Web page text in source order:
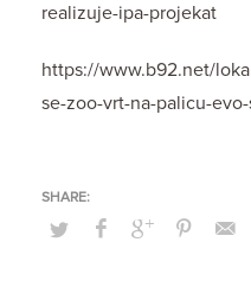
realizuje-ipa-projekat
https://www.b92.net/
se-zoo-vrt-na-palicu-